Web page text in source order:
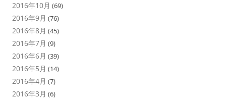
2016年10月 (69)
2016年9月 (76)
2016年8月 (45)
2016年7月 (9)
2016年6月 (39)
2016年5月 (14)
2016年4月 (7)
2016年3月 (6)